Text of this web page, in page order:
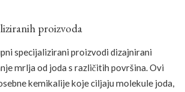
proizvoda
specijalizirani proizvodi dizajnirani
mrlja od joda s različitih površina. Ovi
kemikalije koje ciljaju molekule joda,